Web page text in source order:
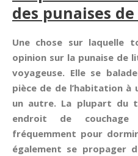
des punaises
Une chose sur laquelle
opinion sur la punaise de
voyageuse. Elle se
pièce de de l’habitation à
un autre. La plupart du
endroit de
fréquemment pour
également se propager